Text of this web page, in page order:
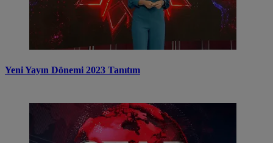
Yeni Yayın Dönemi 2023 Tanıtım